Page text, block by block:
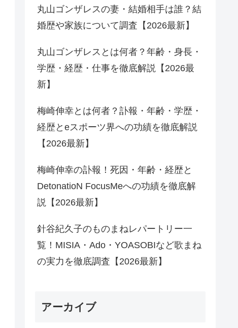
丸山ゴンザレスの妻・結婚相手は誰？結
婚歴や家族について調査【2026最新】
丸山ゴンザレスとは何者？年齢・身長・
学歴・経歴・仕事を徹底解説【2026最
新】
梅崎伸幸とは何者？訃報・年齢・学歴・
経歴とeスポーツ界への功績を徹底解説
【2026最新】
梅崎伸幸の訃報！死因・年齢・経歴と
DetonatioN FocusMeへの功績を徹底解
説【2026最新】
針谷紀久子のものまねレパートリー一
覧！MISIA・Ado・YOASOBIなど歌まね
の実力を徹底調査【2026最新】
アーカイブ